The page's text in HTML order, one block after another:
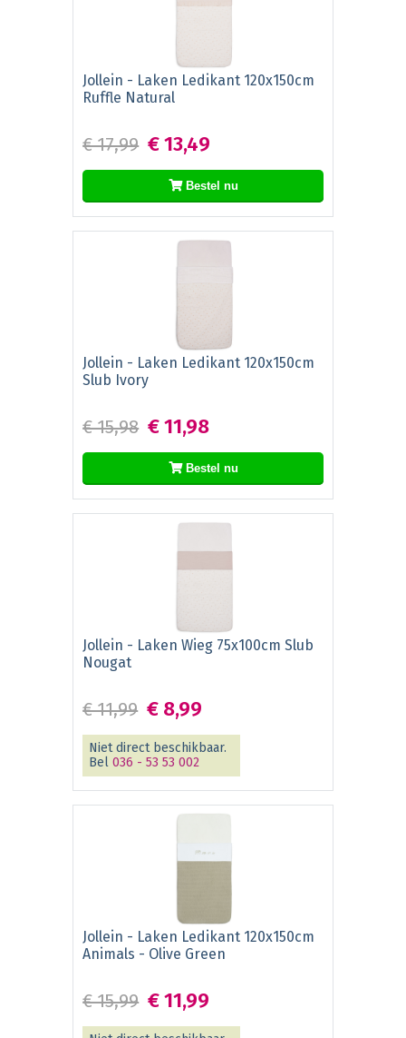
Jollein - Laken Ledikant 120x150cm
Ruffle Natural
€ 17,99 € 13,49
Bestel nu
Jollein - Laken Ledikant 120x150cm
Slub Ivory
€ 15,98 € 11,98
Bestel nu
Jollein - Laken Wieg 75x100cm Slub
Nougat
€ 11,99 € 8,99
Niet direct beschikbaar.
Bel036 - 53 53 002
Jollein - Laken Ledikant 120x150cm
Animals - Olive Green
€ 15,99 € 11,99